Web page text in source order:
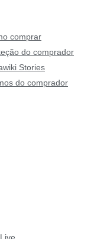
comprar
do comprador
Stories
do comprador